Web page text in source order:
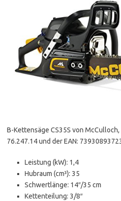
B-Kettensäge CS35S von
76.247.14 und der EAN:
Leistung (kW): 1,4
Hubraum (cm³): 35
Schwertlänge: 14″/35 cm
Kettenteilung: 3/8″